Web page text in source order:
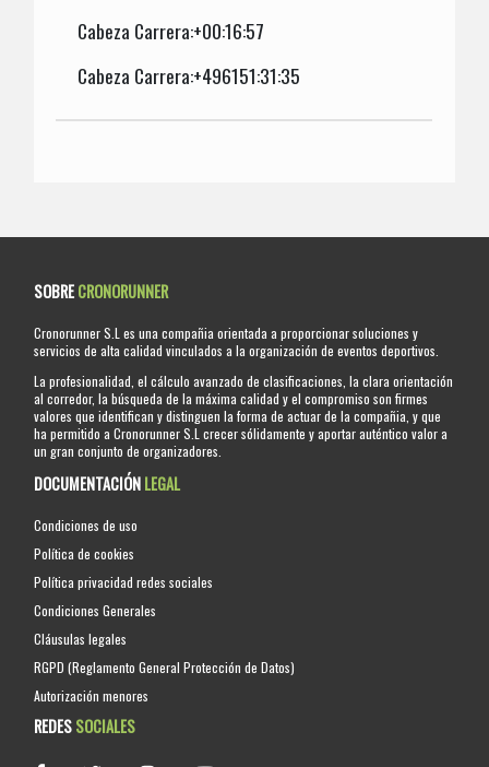
Cabeza Carrera:+00:16:57
Cabeza Carrera:+496151:31:35
SOBRECRONORUNNER
Cronorunner S.L es una compañia orientada a proporcionar soluciones y
servicios de alta calidad vinculados a la organización de eventos deportivos.
La profesionalidad, el cálculo avanzado de clasificaciones, la clara orientación
al corredor, la búsqueda de la máxima calidad y el compromiso son firmes
valores que identifican y distinguen la forma de actuar de la compañia, y que
ha permitido a Cronorunner S.L crecer sólidamente y aportar auténtico valor a
un gran conjunto de organizadores.
DOCUMENTACIÓNLEGAL
Condiciones de uso
Política de cookies
Política privacidad redes sociales
Condiciones Generales
Cláusulas legales
RGPD (Reglamento General Protección de Datos)
Autorización menores
REDESSOCIALES